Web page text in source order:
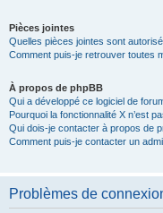
Pièces jointes
Quelles pièces jointes sont
Comment puis-je retrouver toutes
À propos de phpBB
Qui a développé ce logiciel de
Pourquoi la fonctionnalité X n’est
Qui dois-je contacter à propos de
Comment puis-je contacter un
Problèmes de